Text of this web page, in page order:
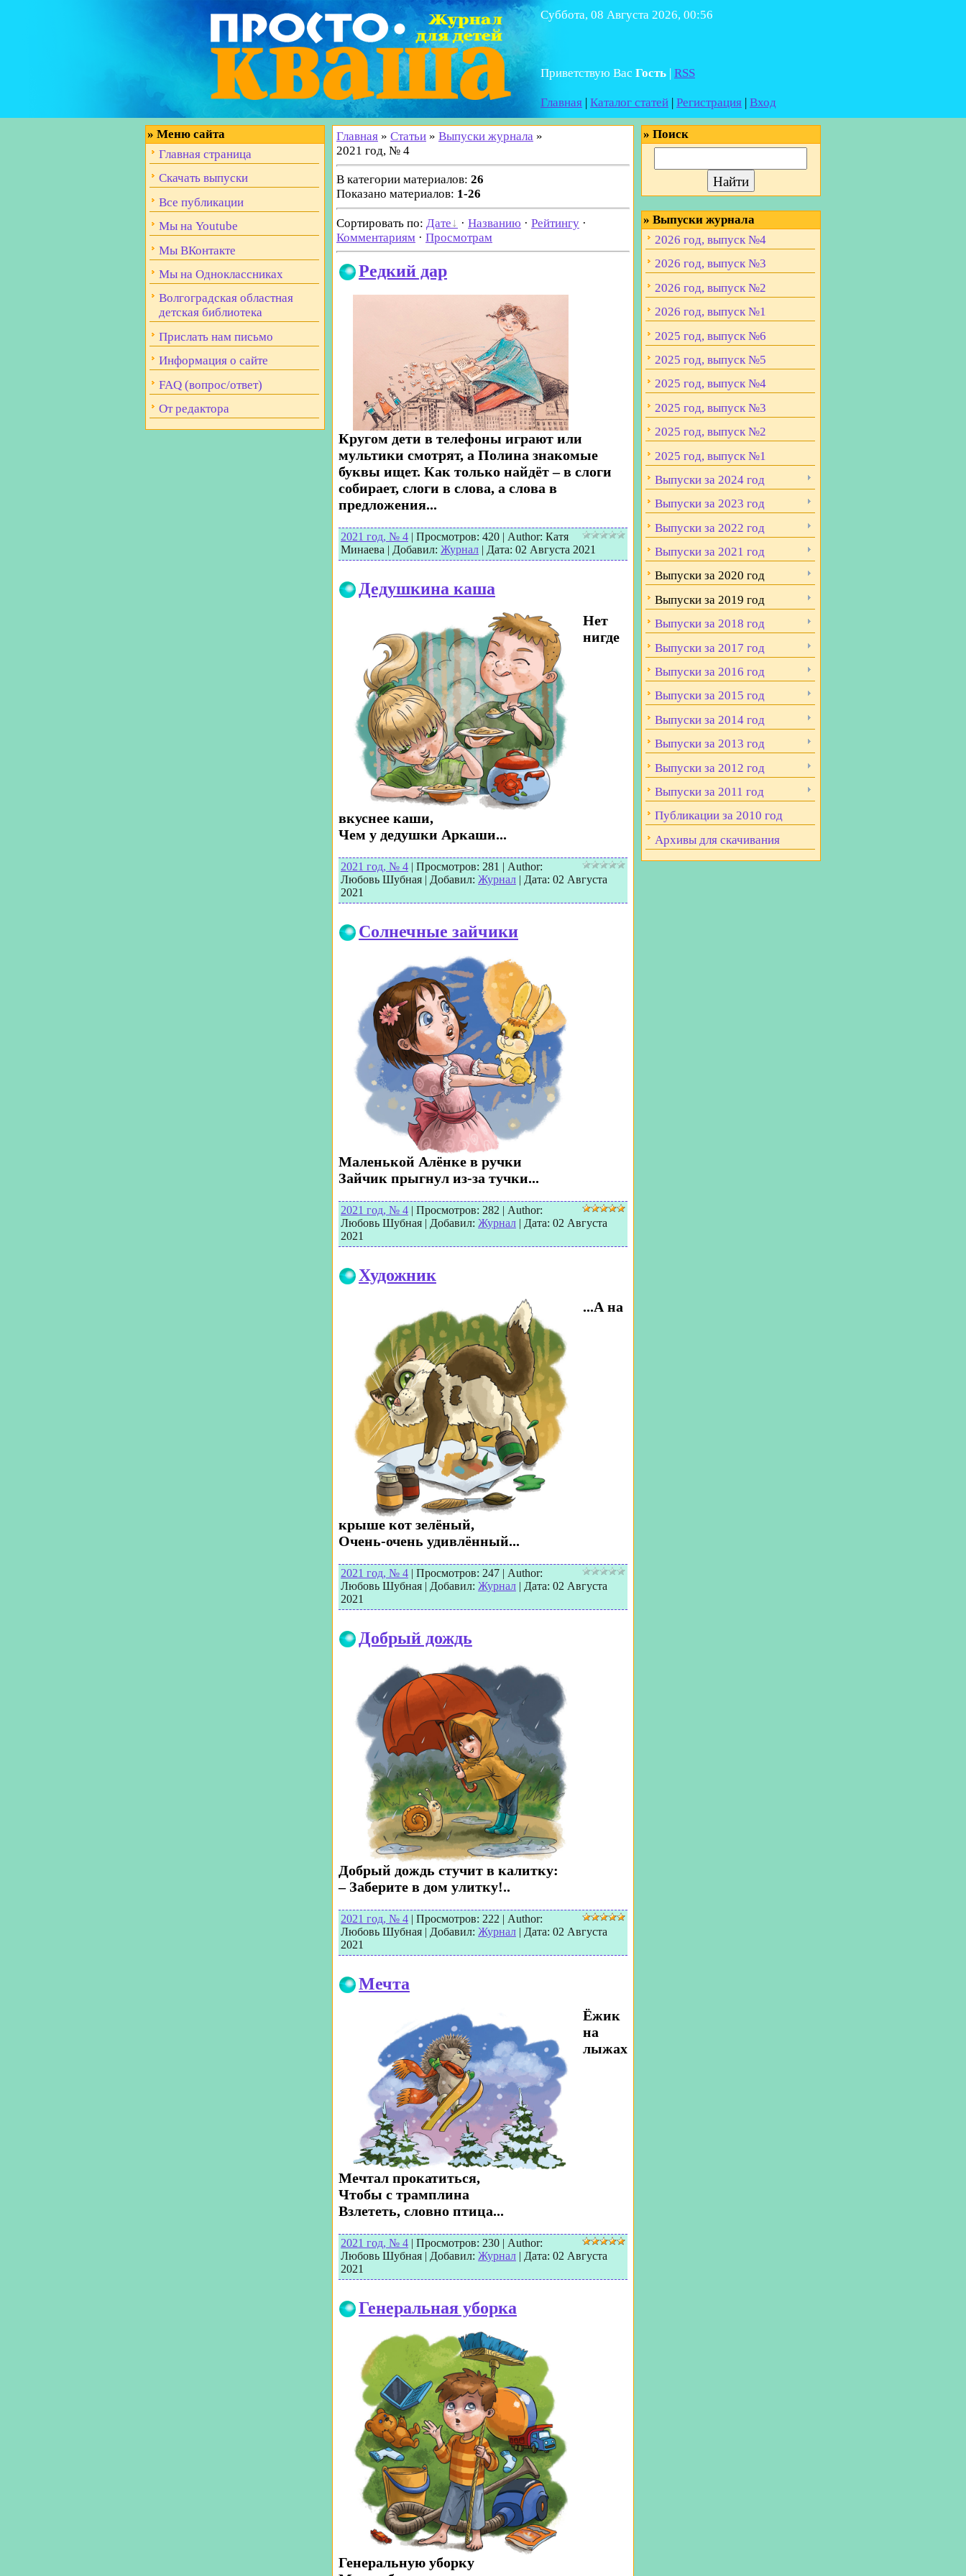
Суббота, 08 Августа 2026, 00:56
Приветствую Вас Гость | RSS
Главная | Каталог статей | Регистрация | Вход
» Меню сайта
Главная страница
Скачать выпуски
Все публикации
Мы на Youtube
Мы ВКонтакте
Мы на Одноклассниках
Волгоградская областная
детская библиотека
Прислать нам письмо
Информация о сайте
FAQ (вопрос/ответ)
От редактора
Главная» Статьи» Выпуски журнала»
2021 год, № 4
В категории материалов: 26
Показано материалов: 1-26
Сортировать по: Дате · Названию · Рейтингу·
Комментариям· Просмотрам
Редкий дар
Кругом дети в телефоны играют или
мультики смотрят, а Полина знакомые
буквы ищет. Как только найдёт – в слоги
собирает, слоги в слова, а слова в
предложения...
2021 год, № 4| Просмотров: 420| Author: Катя
Минаева | Добавил: Журнал| Дата: 02 Августа 2021
Дедушкина каша
Нет
нигде
вкуснее каши,
Чем у дедушки Аркаши...
2021 год, № 4| Просмотров: 281 | Author:
Любовь Шубная| Добавил: Журнал| Дата: 02 Августа
2021
Солнечные зайчики
Маленькой Алёнке в ручки
Зайчик прыгнул из-за тучки...
2021 год, № 4| Просмотров: 282 | Author:
Любовь Шубная| Добавил: Журнал| Дата: 02 Августа
2021
Художник
...А на
крыше кот зелёный,
Очень-очень удивлённый...
2021 год, № 4| Просмотров: 247| Author:
Любовь Шубная| Добавил: Журнал| Дата: 02 Августа
2021
Добрый дождь
Добрый дождь стучит в калитку:
– Заберите в дом улитку!..
2021 год, № 4| Просмотров: 222 | Author:
Любовь Шубная| Добавил: Журнал| Дата: 02 Августа
2021
Мечта
Ёжик
на
лыжах
Мечтал прокатиться,
Чтобы с трамплина
Взлететь, словно птица...
2021 год, № 4| Просмотров: 230| Author:
Любовь Шубная| Добавил: Журнал| Дата: 02 Августа
2021
Генеральная уборка
Генеральную уборку
» Поиск
» Выпуски журнала
2026 год, выпуск №4
2026 год, выпуск №3
2026 год, выпуск №2
2026 год, выпуск №1
2025 год, выпуск №6
2025 год, выпуск №5
2025 год, выпуск №4
2025 год, выпуск №3
2025 год, выпуск №2
2025 год, выпуск №1
Выпуски за 2024 год
Выпуски за 2023 год
Выпуски за 2022 год
Выпуски за 2021 год
Выпуски за 2020 год
Выпуски за 2019 год
Выпуски за 2018 год
Выпуски за 2017 год
Выпуски за 2016 год
Выпуски за 2015 год
Выпуски за 2014 год
Выпуски за 2013 год
Выпуски за 2012 год
Выпуски за 2011 год
Публикации за 2010 год
Архивы для скачивания